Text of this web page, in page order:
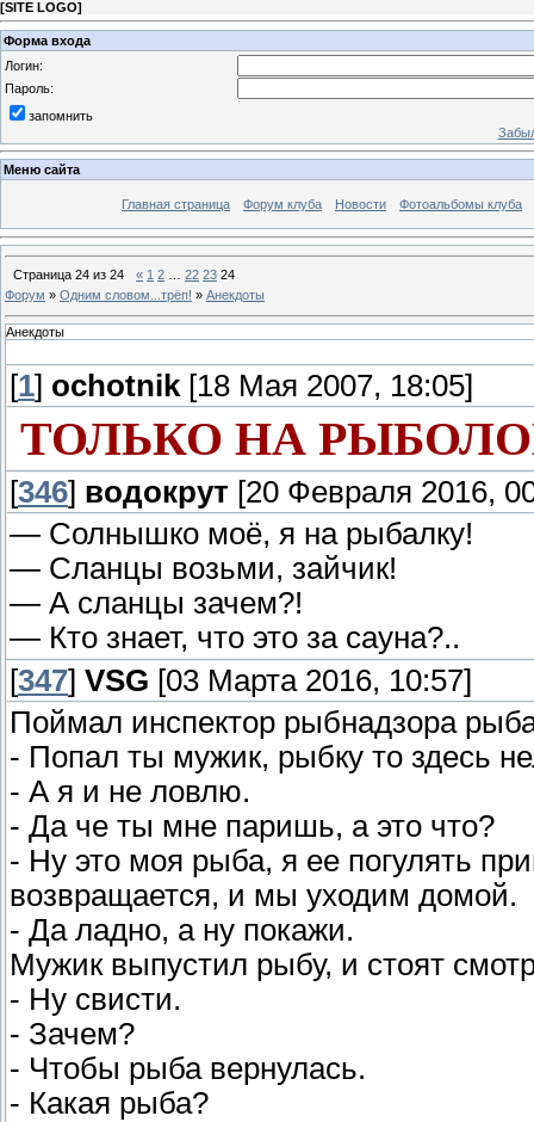
[SITE LOGO]
Форма входа
Логин:
Пароль:
запомнить
Меню сайта
Главная страница Форум клуба Новости Фотоальбомы клуба
Страница 24 из 24 « 1 2 22 23 24
Форум » Одним словом...трёп! » Анекдоты
Анекдоты
[1] ochotnik [18 Мая 2007, 18:05]
ТОЛЬКО НА
[346] водокрут [20 Февраля 2016,
— Солнышко моё, я на рыбалку!
— Сланцы возьми, зайчик!
— А сланцы зачем?!
— Кто знает, что это за сауна?..
[347] VSG [03 Марта 2016, 10:57]
Поймал инспектор рыбнадзора
- Попал ты мужик, рыбку то здесь
- А я и не ловлю.
- Да че ты мне паришь, а это что?
- Ну это моя рыба, я ее погулять
возвращается, и мы уходим домой.
- Да ладно, а ну покажи.
Мужик выпустил рыбу, и стоят
- Ну свисти.
- Зачем?
- Чтобы рыба вернулась.
- Какая рыба?